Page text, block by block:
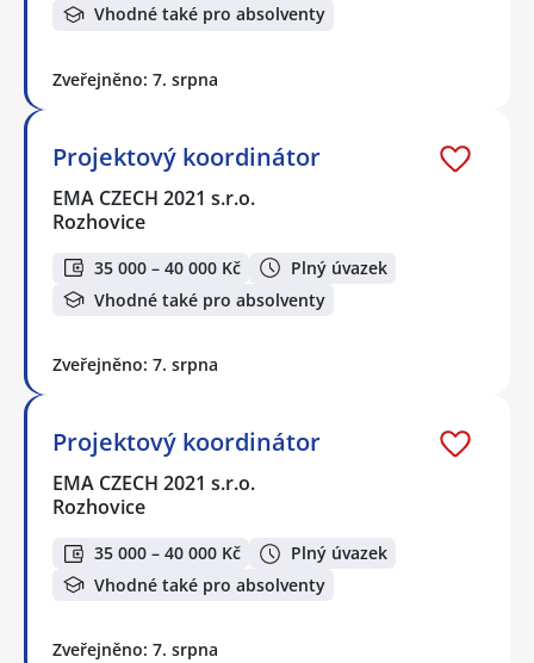
Vhodné také pro absolventy
Zveřejněno: 7. srpna
Projektový koordinátor
EMA CZECH 2021 s.r.o.
Rozhovice
35 000 – 40 000 Kč
Plný úvazek
Vhodné také pro absolventy
Zveřejněno: 7. srpna
Projektový koordinátor
EMA CZECH 2021 s.r.o.
Rozhovice
35 000 – 40 000 Kč
Plný úvazek
Vhodné také pro absolventy
Zveřejněno: 7. srpna